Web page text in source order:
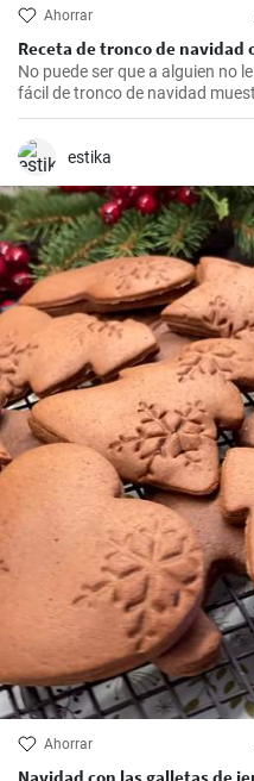
Ahorrar
Receta de tronco de navidad
No puede ser que a alguien no
fácil de tronco de navidad
a todos vuestros invitados.
estika
Ahorrar